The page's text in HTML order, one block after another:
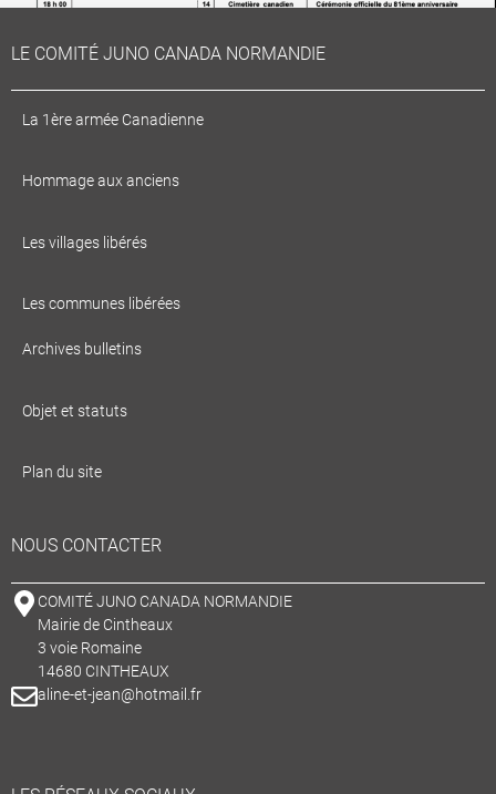
LE COMITÉ JUNO CANADA NORMANDIE
La 1ère armée Canadienne
Hommage aux anciens
Les villages libérés
Les communes libérées
Archives bulletins
Objet et statuts
Plan du site
NOUS CONTACTER
COMITÉ JUNO CANADA NORMANDIE
Mairie de Cintheaux
3 voie Romaine
14680 CINTHEAUX
aline-et-jean@hotmail.fr